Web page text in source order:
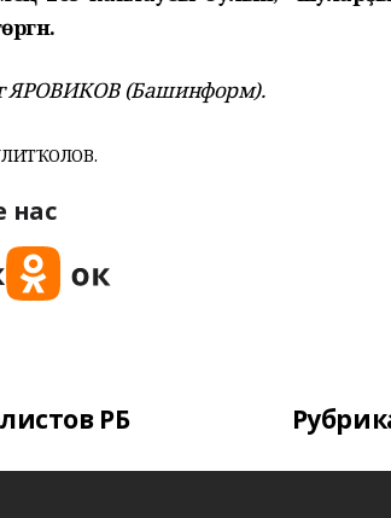
ЯРОВИКОВ (Башинформ).
нас
РБ